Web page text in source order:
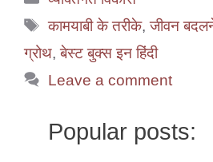
Tags
कामयाबी के तरीके,जीवन
ग्रोथ,बेस्ट बुक्स इन हिंदी
Leave a comment
Popular posts: